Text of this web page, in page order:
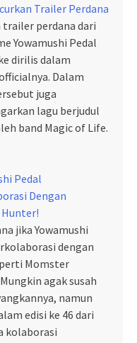
Trailer Perdana
trailer perdana dari
Yowamushi Pedal
dirilis dalam
Dalam
juga
lagu berjudul
band Magic of Life.
Pedal
Dengan
jika Yowamushi
dengan
Momster
agak susah
namun
edisi ke 46 dari
kolaborasi